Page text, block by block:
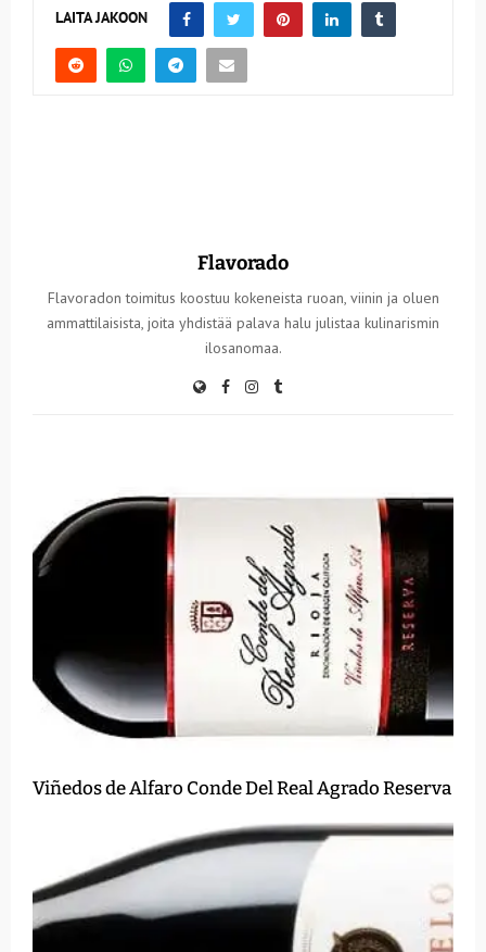
LAITA JAKOON
Flavorado
Flavoradon toimitus koostuu kokeneista ruoan, viinin ja oluen
ammattilaisista, joita yhdistää palava halu julistaa kulinarismin
ilosanomaa.
Viñedos de Alfaro Conde Del Real Agrado Reserva